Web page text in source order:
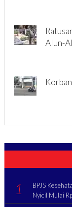
Alun-
1
BPJS
Nyicil Mulai